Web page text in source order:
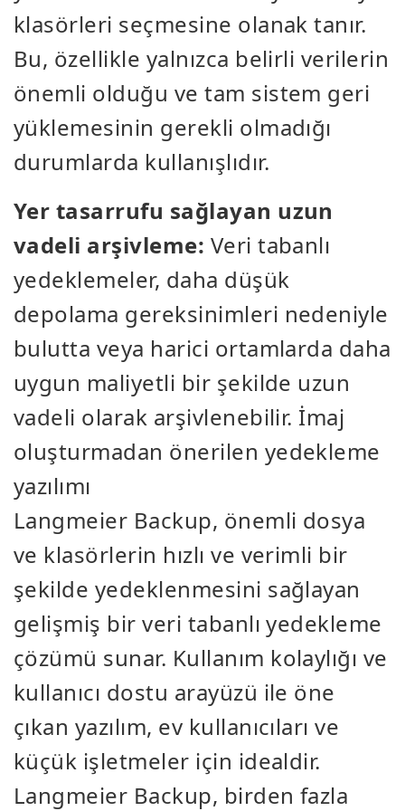
klasörleri seçmesine olanak tanır.
Bu, özellikle yalnızca belirli verilerin
önemli olduğu ve tam sistem geri
yüklemesinin gerekli olmadığı
durumlarda kullanışlıdır.
Yer tasarrufu sağlayan uzun
vadeli arşivleme: Veri tabanlı
yedeklemeler, daha düşük
depolama gereksinimleri nedeniyle
bulutta veya harici ortamlarda daha
uygun maliyetli bir şekilde uzun
vadeli olarak arşivlenebilir. İmaj
oluşturmadan önerilen yedekleme
yazılımı
Langmeier Backup, önemli dosya
ve klasörlerin hızlı ve verimli bir
şekilde yedeklenmesini sağlayan
gelişmiş bir veri tabanlı yedekleme
çözümü sunar. Kullanım kolaylığı ve
kullanıcı dostu arayüzü ile öne
çıkan yazılım, ev kullanıcıları ve
küçük işletmeler için idealdir.
Langmeier Backup, birden fazla